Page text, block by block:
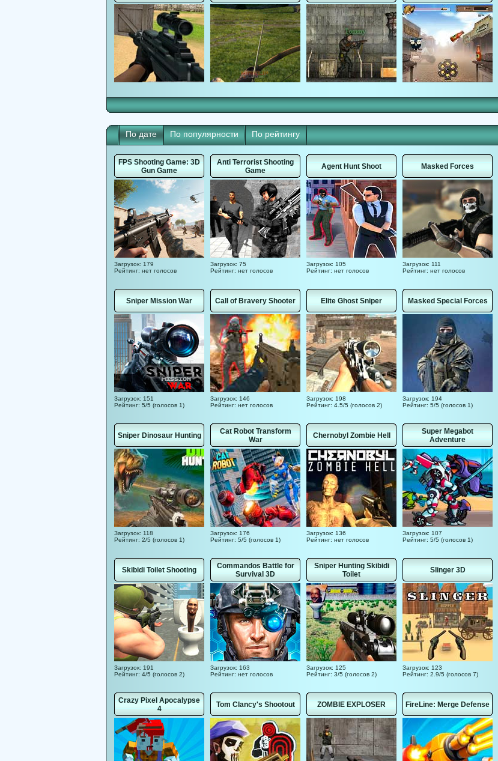
По дате По популярности По рейтингу
FPS Shooting Game: 3D
Gun Game
Загрузок: 179
Рейтинг: нет голосов
Anti Terrorist Shooting
Game
Загрузок: 75
Рейтинг: нет голосов
Agent Hunt Shoot
Загрузок: 105
Рейтинг: нет голосов
Masked Forces
Загрузок: 111
Рейтинг: нет голосов
Sniper Mission War
Загрузок: 151
Рейтинг: 5/5 (голосов 1)
Call of Bravery Shooter
Загрузок: 146
Рейтинг: нет голосов
Elite Ghost Sniper
Загрузок: 198
Рейтинг: 4.5/5 (голосов 2)
Masked Special Forces
Загрузок: 194
Рейтинг: 5/5 (голосов 1)
Sniper Dinosaur Hunting
Загрузок: 118
Рейтинг: 2/5 (голосов 1)
Cat Robot Transform
War
Загрузок: 176
Рейтинг: 5/5 (голосов 1)
Chernobyl Zombie Hell
Загрузок: 136
Рейтинг: нет голосов
Super Megabot
Adventure
Загрузок: 107
Рейтинг: 5/5 (голосов 1)
Skibidi Toilet Shooting
Загрузок: 191
Рейтинг: 4/5 (голосов 2)
Commandos Battle for
Survival 3D
Загрузок: 163
Рейтинг: нет голосов
Sniper Hunting Skibidi
Toilet
Загрузок: 125
Рейтинг: 3/5 (голосов 2)
Slinger 3D
Загрузок: 123
Рейтинг: 2.9/5 (голосов 7)
Crazy Pixel Apocalypse
4
Tom Clancy's Shootout ZOMBIE EXPLOSER FireLine: Merge Defense